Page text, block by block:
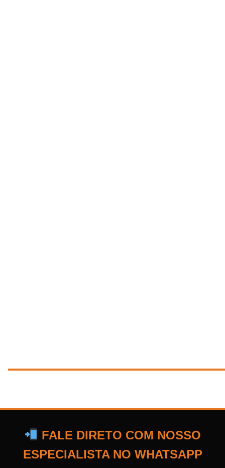
FALE DIRETO COM NOSSO
ESPECIALISTA NO WHATSAPP